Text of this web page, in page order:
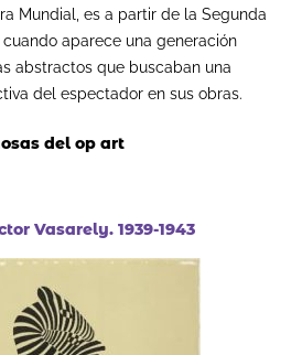
Mundial, es a partir de la Segunda
aparece una generación
abstractos que buscaban una
del espectador en sus obras.
del op art
Vasarely. 1939-1943